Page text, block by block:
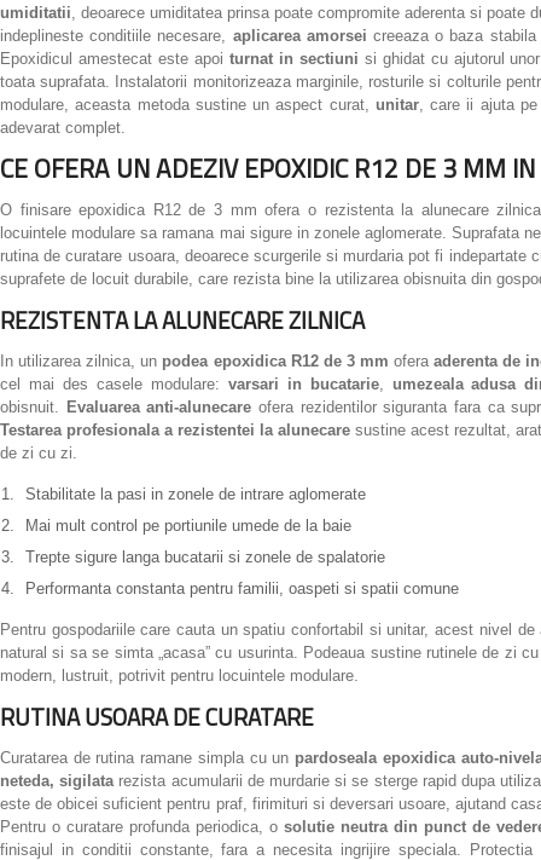
umiditatii, deoarece umiditatea prinsa poate compromite aderenta si poate
indeplineste conditiile necesare, aplicarea amorsei creeaza o baza
Epoxidicul amestecat este apoi turnat in sectiuni si ghidat cu ajutorul
toata suprafata. Instalatorii monitorizeaza marginile, rosturile si colturile
modulare, aceasta metoda sustine un aspect curat, unitar, care ii ajuta
adevarat complet.
CE OFERA UN ADEZIV EPOXIDIC R12 DE 3 MM
O finisare epoxidica R12 de 3 mm ofera o rezistenta la alunecare
locuintele modulare sa ramana mai sigure in zonele aglomerate. Suprafata
rutina de curatare usoara, deoarece scurgerile si murdaria pot fi
suprafete de locuit durabile, care rezista bine la utilizarea obisnuita din
REZISTENTA LA ALUNECARE ZILNICA
In utilizarea zilnica, un podea epoxidica R12 de 3 mm oferaaderenta de
cel mai des casele modulare: varsari in bucatarie, umezeala adusa
obisnuit. Evaluarea anti-alunecare ofera rezidentilor siguranta fara ca
Testarea profesionala a rezistentei la alunecare sustine acest rezultat,
de zi cu zi.
Stabilitate la pasi in zonele de intrare aglomerate
Mai mult control pe portiunile umede de la baie
Trepte sigure langa bucatarii si zonele de spalatorie
Performanta constanta pentru familii, oaspeti si spatii comune
Pentru gospodariile care cauta un spatiu confortabil si unitar, acest nivel
natural si sa se simta „acasa” cu usurinta. Podeaua sustine rutinele de zi
modern, lustruit, potrivit pentru locuintele modulare.
RUTINA USOARA DE CURATARE
Curatarea de rutina ramane simpla cu un pardoseala epoxidica auto-
neteda, sigilatarezista acumularii de murdarie si se sterge rapid dupa
este de obicei suficient pentru praf, firimituri si deversari usoare, ajutand
Pentru o curatare profunda periodica, o solutie neutra din punct de
finisajul in conditii constante, fara a necesita ingrijire speciala.